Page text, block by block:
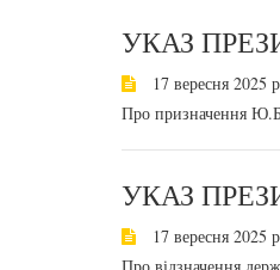
УКАЗ
17 вересня 2025
Про призначення
УКАЗ
17 вересня 2025